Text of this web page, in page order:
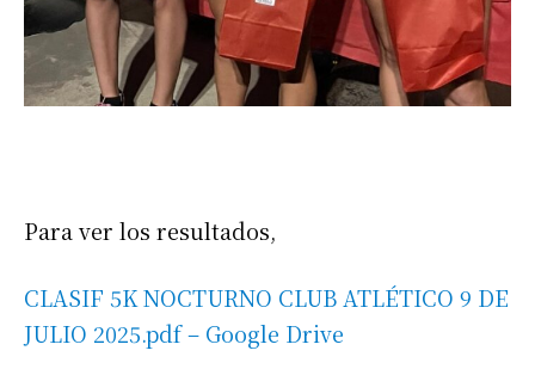
Dirección de correo electrónico*
Apellidos
Número de teléfono
Para ver los resultados,
CLASIF 5K NOCTURNO CLUB ATLÉTICO 9 DE
JULIO 2025.pdf – Google Drive